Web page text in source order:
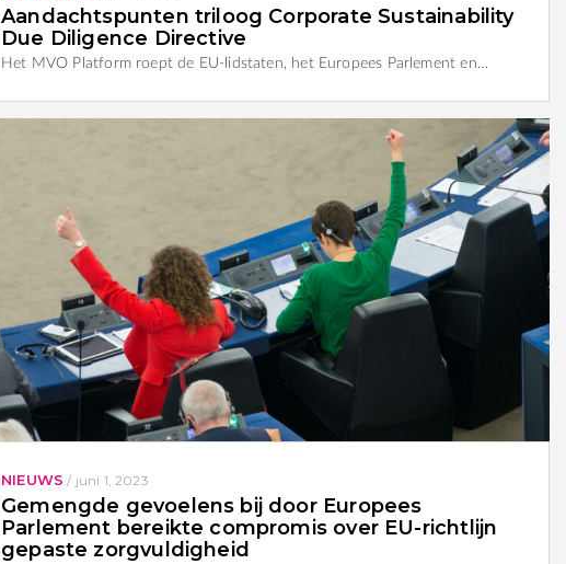
Aandachtspunten triloog Corporate Sustainability
Due Diligence Directive
Het MVO Platform roept de EU-lidstaten, het Europees Parlement en…
NIEUWS / juni 1, 2023
Gemengde gevoelens bij door Europees
Parlement bereikte compromis over EU-richtlijn
gepaste zorgvuldigheid